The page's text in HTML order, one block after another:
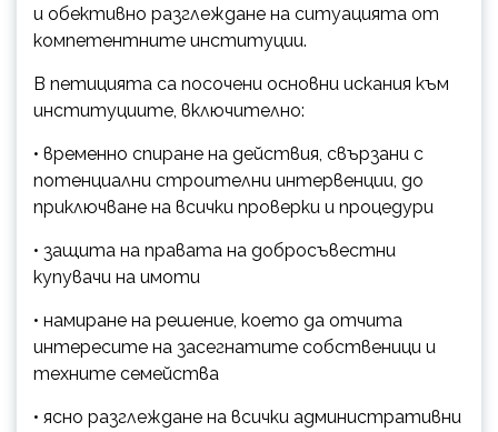
и обективно разглеждане на ситуацията от
компетентните институции.
В петицията са посочени основни искания към
институциите, включително:
• временно спиране на действия, свързани с
потенциални строителни интервенции, до
приключване на всички проверки и процедури
• защита на правата на добросъвестни
купувачи на имоти
• намиране на решение, което да отчита
интересите на засегнатите собственици и
техните семейства
• ясно разглеждане на всички административни